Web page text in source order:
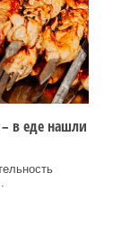
в еде нашли